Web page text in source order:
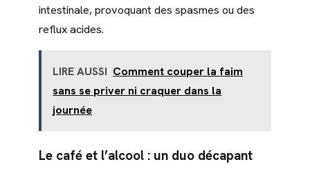
intestinale, provoquant des spasmes ou des
reflux acides.
LIRE AUSSI Comment couper la faim
sans se priver ni craquer dans la
journée
Le café et l’alcool : un duo décapant